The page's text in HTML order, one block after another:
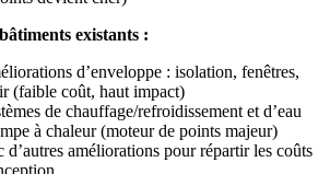
existants :
d’enveloppe : isolation, fenêtres,
(faible coût, haut impact)
de chauffage/refroidissement et d’eau
à chaleur (moteur de points majeur)
d’autres améliorations pour répartir les coûts